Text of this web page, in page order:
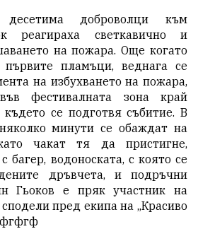
доброволци към
реагираха светкавично и
на пожара. Още когато
пламъци, веднага се
на избухването на пожара,
фестивалната зона край
където се подготвя събитие. В
минути се обаждат на
чакат тя да пристигне,
багер, водоноската, с която се
дръвчета, и подръчни
Гьоков е пряк участник на
пред екипа на „Красиво